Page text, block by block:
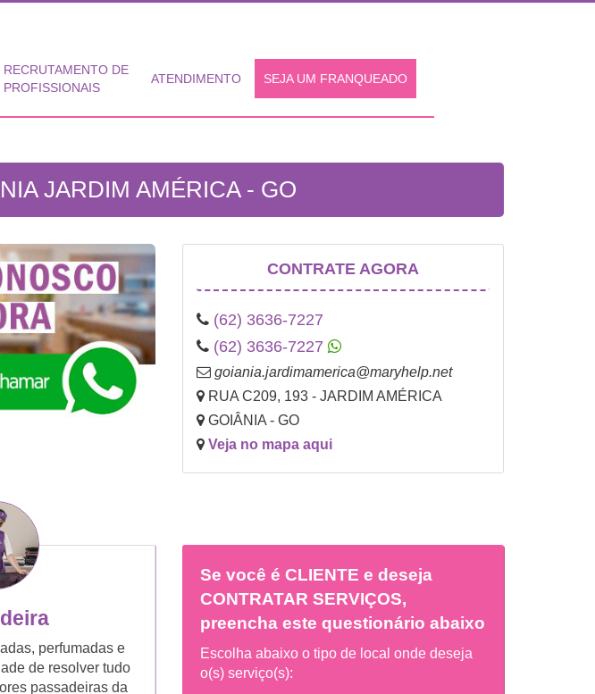
RECRUTAMENTO DE
PROFISSIONAIS
ATENDIMENTO SEJA UM FRANQUEADO
JARDIM AMÉRICA - GO
CONTRATE AGORA
(62) 3636-7227
(62) 3636-7227
goiania.jardimamerica@maryhelp.net
RUA C209, 193 - JARDIM AMÉRICA
GOIÂNIA - GO
Veja no mapa aqui
perfumadas e
de resolver tudo
passadeiras da
Se você é CLIENTE e deseja
CONTRATAR SERVIÇOS,
preencha este questionário abaixo
Escolha abaixo o tipo de local onde deseja
o(s) serviço(s):